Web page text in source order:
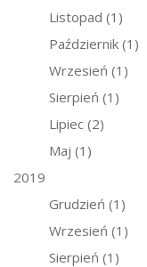
Listopad (1)
Październik (1)
Wrzesień (1)
Sierpień (1)
Lipiec (2)
Maj (1)
2019
Grudzień (1)
Wrzesień (1)
Sierpień (1)